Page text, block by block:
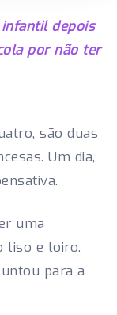
depois
por não ter
são duas
Um dia,
uma
liso e loiro.
para a